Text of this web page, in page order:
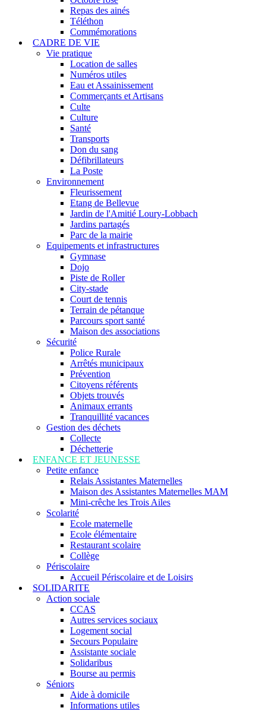
Repas des ainés
Téléthon
Commémorations
CADRE DE VIE
Vie pratique
Location de salles
Numéros utiles
Eau et Assainissement
Commerçants et Artisans
Culte
Culture
Santé
Transports
Don du sang
Défibrillateurs
La Poste
Environnement
Fleurissement
Etang de Bellevue
Jardin de l'Amitié Loury-Lobbach
Jardins partagés
Parc de la mairie
Equipements et infrastructures
Gymnase
Dojo
Piste de Roller
City-stade
Court de tennis
Terrain de pétanque
Parcours sport santé
Maison des associations
Sécurité
Police Rurale
Arrêtés municipaux
Prévention
Citoyens référents
Objets trouvés
Animaux errants
Tranquillité vacances
Gestion des déchets
Collecte
Déchetterie
ENFANCE ET JEUNESSE
Petite enfance
Relais Assistantes Maternelles
Maison des Assistantes Maternelles MAM
Mini-crêche les Trois Ailes
Scolarité
Ecole maternelle
Ecole élémentaire
Restaurant scolaire
Collège
Périscolaire
Accueil Périscolaire et de Loisirs
SOLIDARITE
Action sociale
CCAS
Autres services sociaux
Logement social
Secours Populaire
Assistante sociale
Solidaribus
Bourse au permis
Séniors
Aide à domicile
Informations utiles